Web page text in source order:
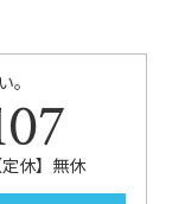
。
休】無休